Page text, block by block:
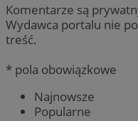
Komentarze są
Wydawca portalu nie
treść.
* pola obowiązkowe
Najnowsze
Popularne